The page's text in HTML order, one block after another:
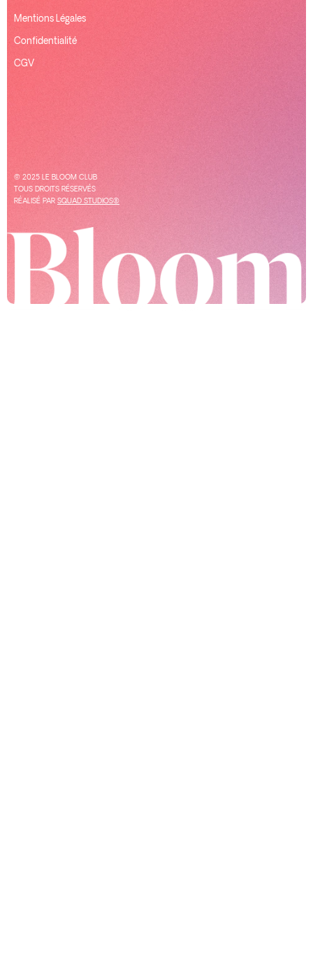
© 2025 LE BLOOM CLUB
TOUS DROITS RÉSERVÉS
RÉALISÉ PAR SQUAD STUDIOS®
Mentions Légales
Confidentialité
CGV